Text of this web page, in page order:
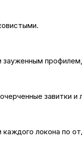
зауженным
завитки и
локона по